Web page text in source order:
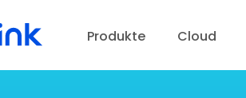
Produkte Cloud